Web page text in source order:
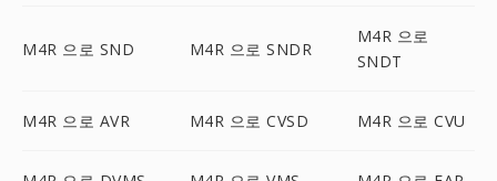
M4R 으로 SND M4R 으로 SNDR
M4R 으로
SNDT
M4R 으로 AVR M4R 으로 CVSD M4R 으로 CVU